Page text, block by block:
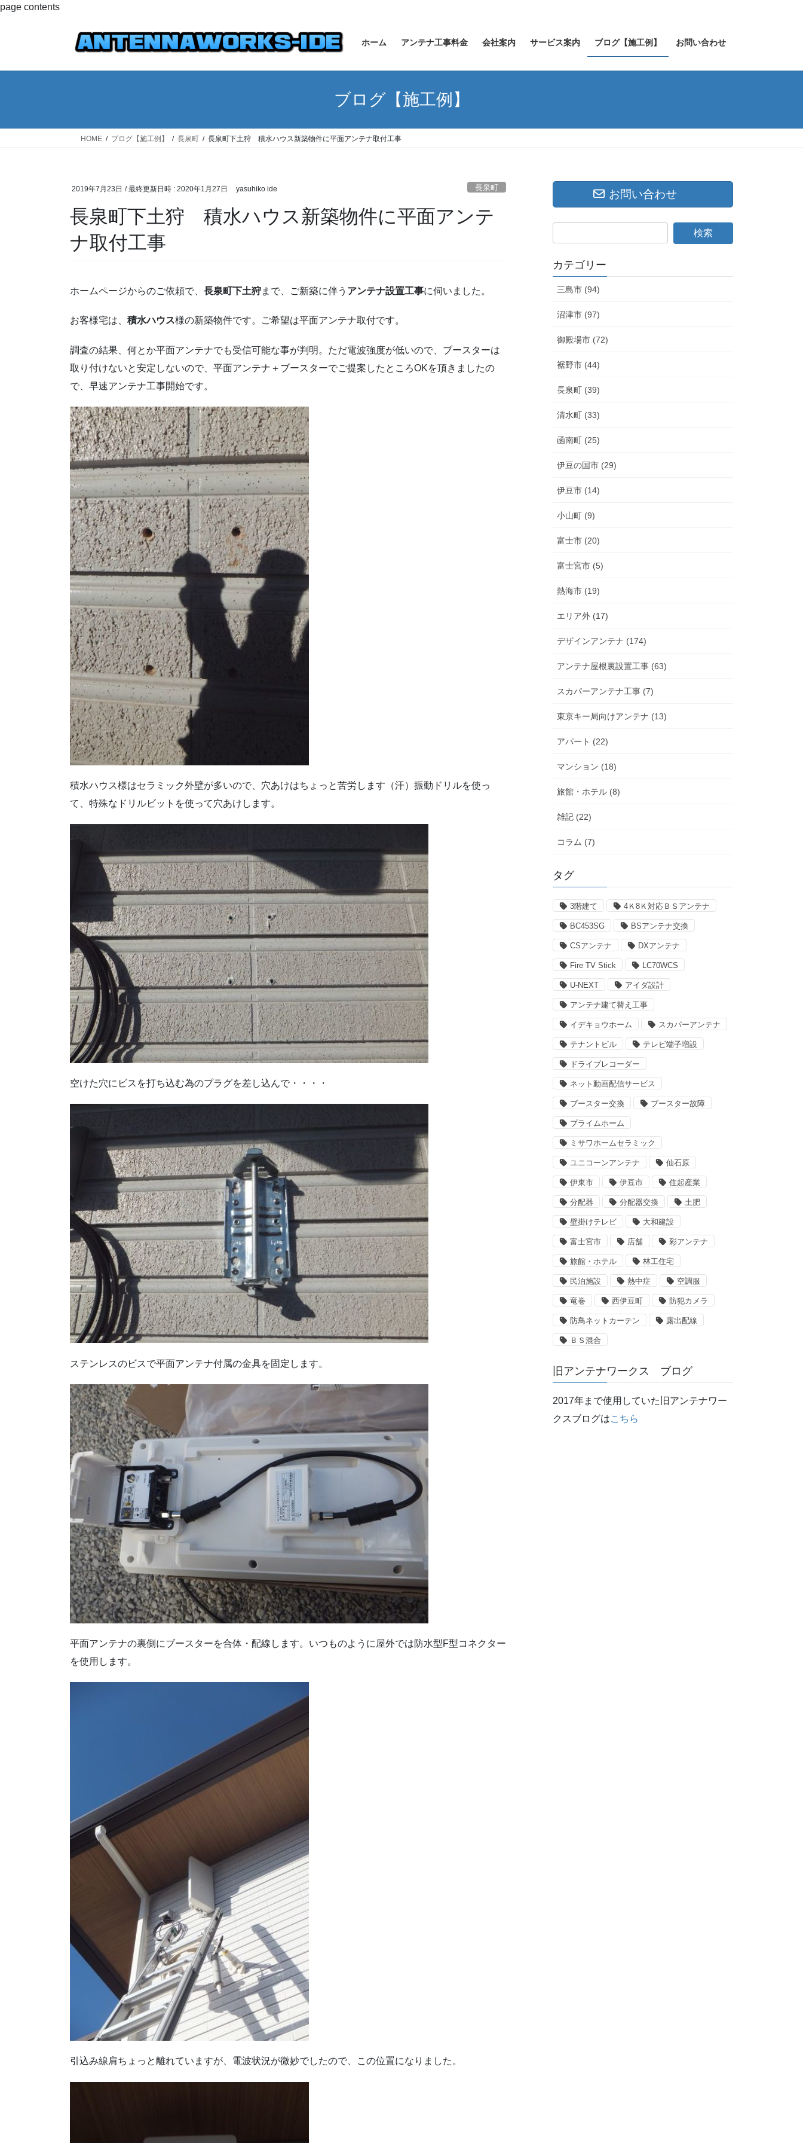
page contentsコ
ナ
ホーム アンテナ工事料金 会社案内 サービス案内 ブログ【施工例】 お問い合わせ
ブログ【施工例】
HOME ブログ【施工例】 長泉町 長泉町下土狩 積水ハウス新築物件に平面アンテナ取付工事
2019年7月23日 / 最終更新日時 : 2020年1月27日 yasuhiko ide 長泉町
長泉町下土狩 積水ハウス新築物件に平面アンテ
ナ取付工事
ホームページからのご依頼で、 長泉町下土狩まで、ご新築に伴う アンテナ設置工事に伺いました。
お客様宅は、 積水ハウス様の新築物件です。ご希望は平面アンテナ取付です。
調査の結果、何とか平面アンテナでも受信可能な事が判明。ただ電波強度が低いので、ブースターは
取り付けないと安定しないので、平面アンテナ＋ブースターでご提案したところOKを頂きましたの
で、早速アンテナ工事開始です。
積水ハウス様はセラミック外壁が多いので、穴あけはちょっと苦労します（汗）振動ドリルを使っ
て、特殊なドリルビットを使って穴あけします。
空けた穴にビスを打ち込む為のプラグを差し込んで・・・・
ステンレスのビスで平面アンテナ付属の金具を固定します。
平面アンテナの裏側にブースターを合体・配線します。いつものように屋外では防水型F型コネクター
を使用します。
引込み線肩ちょっと離れていますが、電波状況が微妙でしたので、この位置になりました。
お問い合わせ
カテゴリー
三島市 (94)
沼津市 (97)
御殿場市 (72)
裾野市 (44)
長泉町 (39)
清水町 (33)
函南町 (25)
伊豆の国市 (29)
伊豆市 (14)
小山町 (9)
富士市 (20)
富士宮市 (5)
熱海市 (19)
エリア外 (17)
デザインアンテナ (174)
アンテナ屋根裏設置工事 (63)
スカパーアンテナ工事 (7)
東京キー局向けアンテナ (13)
アパート (22)
マンション (18)
旅館・ホテル (8)
雑記 (22)
コラム (7)
タグ
3階建て 4Ｋ8Ｋ対応ＢＳアンテナ
BC453SG BSアンテナ交換
CSアンテナ DXアンテナ
Fire TV Stick LC70WCS
U-NEXT アイダ設計
アンテナ建て替え工事
イデキョウホーム スカパーアンテナ
テナントビル テレビ端子増設
ドライブレコーダー
ネット動画配信サービス
ブースター交換 ブースター故障
プライムホーム
ミサワホームセラミック
ユニコーンアンテナ 仙石原
伊東市 伊豆市 住起産業
分配器 分配器交換 土肥
壁掛けテレビ 大和建設
富士宮市 店舗 彩アンテナ
旅館・ホテル 林工住宅
民泊施設 熱中症 空調服
竜巻 西伊豆町 防犯カメラ
防鳥ネットカーテン 露出配線
ＢＳ混合
旧アンテナワークス ブログ
2017年まで使用していた旧アンテナワー
クスブログはこちら